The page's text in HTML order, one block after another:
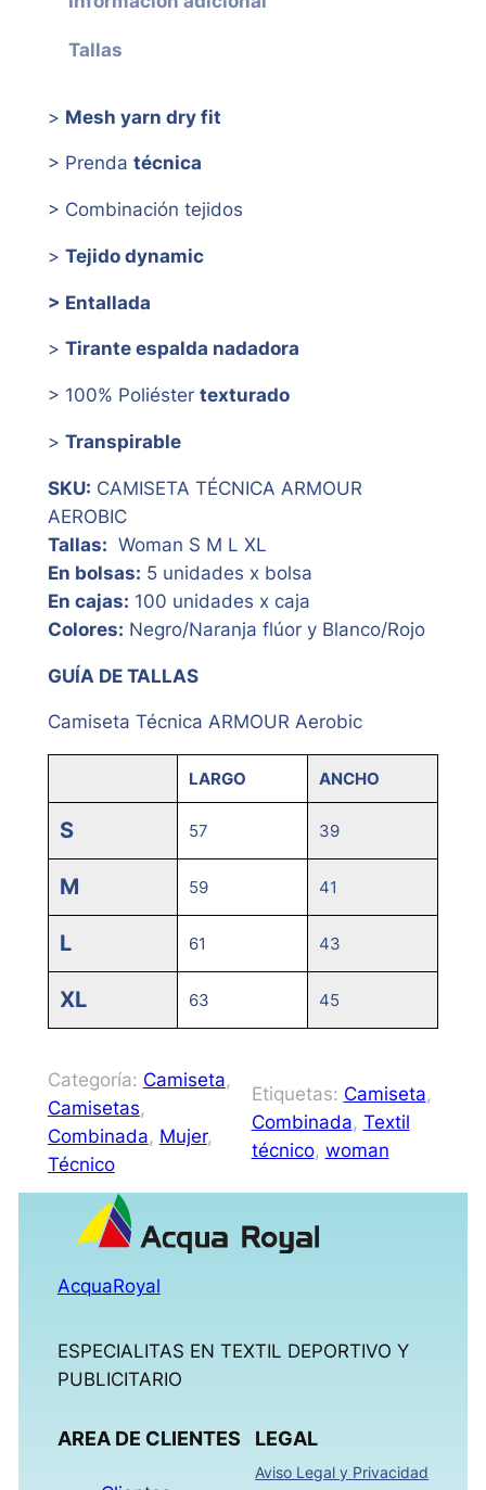
Tallas
> Mesh yarn dry fit
> Prenda técnica
> Combinación tejidos
> Tejido dynamic
> Entallada
> Tirante espalda nadadora
> 100% Poliéster texturado
> Transpirable
SKU: CAMISETA TÉCNICA ARMOUR
AEROBIC
Tallas: Woman S M L XL
En bolsas: 5 unidades x bolsa
En cajas: 100 unidades x caja
Colores: Negro/Naranja flúor y Blanco/Rojo
GUÍA DE TALLAS
Camiseta Técnica ARMOUR Aerobic
LARGO ANCHO
S 57 39
M 59 41
L 61 43
XL 63 45
Categoría: Camiseta
Camisetas
Combinada, Mujer
Técnico
Etiquetas: Camiseta
Combinada, Textil
técnico, woman
AcquaRoyal
ESPECIALITAS EN TEXTIL DEPORTIVO Y
PUBLICITARIO
AREA DE CLIENTES LEGAL
Aviso Legal y Privacidad